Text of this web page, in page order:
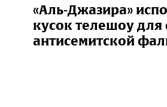
«Аль-Джазира»
кусок телешоу для
антисемитской